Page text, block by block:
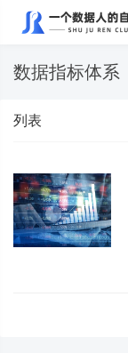
数据指标体系
列表